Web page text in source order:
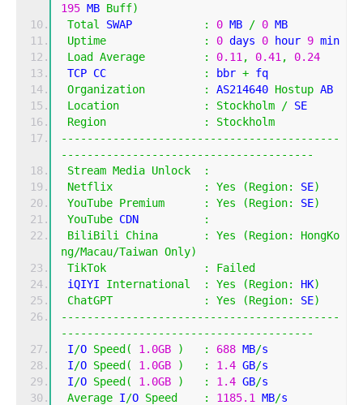
195 MB Buff)
Total
SWAP : 0 MB / 0 MB
Uptime
: 0 days 0 hour 9 min
Load
Average : 0.11 , 0.41 ,
0.24
TCP CC
: bbr + fq
Organization
: AS214640 Hostup AB
Location
: Stockholm / SE
Region
:
Stockholm
-------------------------------------------
---------------------------------------
Stream Media Unlock
:
Netflix
: Yes (Region: SE)
YouTube Premium : Yes (Region: SE)
YouTube CDN
:
BiliBili
China : Yes (Region:
HongKo
ng/Macau/Taiwan Only)
TikTok
:
Failed
iQIYI International : Yes (Region: HK)
ChatGPT
: Yes (Region: SE)
-------------------------------------------
---------------------------------------
I/O Speed ( 1.0GB ) : 688 MB/s
I/O Speed ( 1.0GB ) : 1.4 GB/s
I/O Speed ( 1.0GB ) : 1.4 GB/s
Average I/O Speed : 1185.1 MB/s